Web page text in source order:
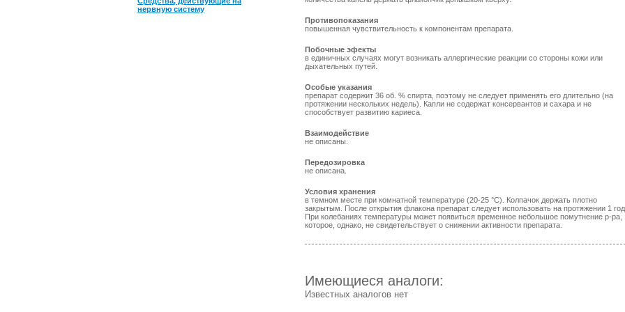
нервную систему
Противопоказания
повышенная чувствительность к компонентам препарата.
Побочные эфекты
в единичных случаях могут возникать аллергические реакции со стороны кожи или
дыхательных путей.
Особые указания
препарат содержит 36 об. % спирта, поэтому не следует применять его длительно (на
протяжении нескольких недель). Капли не содержат консервантов и сахара и не
способствует развитию кариеса.
Взаимодействие
не описаны.
Передозировка
не описана.
Условия хранения
в темном месте при комнатной температуре (20-25 °С). Колпачок держать плотно
закрытым. После открытия флакона препарат следует использовать на протяжении 1
При колебаниях температуры может появиться временное небольшое помутнение р-ра,
которое, однако, не свидетельствует о снижении активности препарата.
Имеющиеся аналоги:
Известных аналогов нет